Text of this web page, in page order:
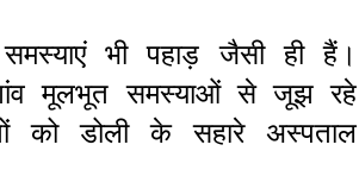
भी पहाड़ जैसी ही हैं।
गांव मूलभूत समस्याओं से जूझ रहे
को डोली के सहारे अस्पताल